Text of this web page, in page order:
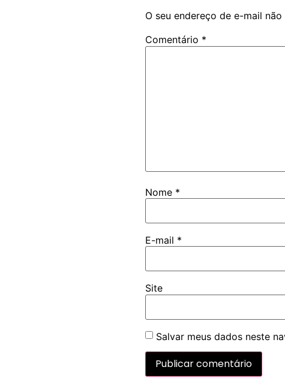
O seu endereço de e-mail
Comentário *
Nome *
E-mail *
Site
Salvar meus dados neste